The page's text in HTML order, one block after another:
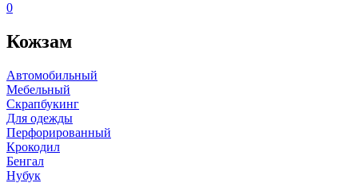
0
Кожзам
Автомобильный
Мебельный
Скрапбукинг
Для одежды
Перфорированный
Крокодил
Бенгал
Нубук